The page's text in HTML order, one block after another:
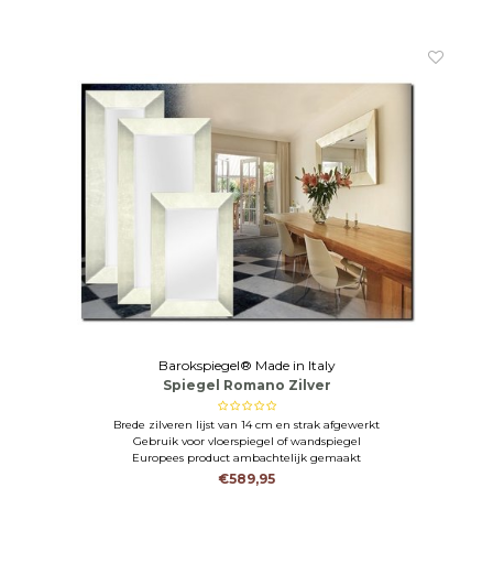
Barokspiegel® Made in Italy
Spiegel Romano Zilver
Brede zilveren lijst van 14 cm en strak afgewerkt
Gebruik voor vloerspiegel of wandspiegel
Europees product ambachtelijk gemaakt
€589,95